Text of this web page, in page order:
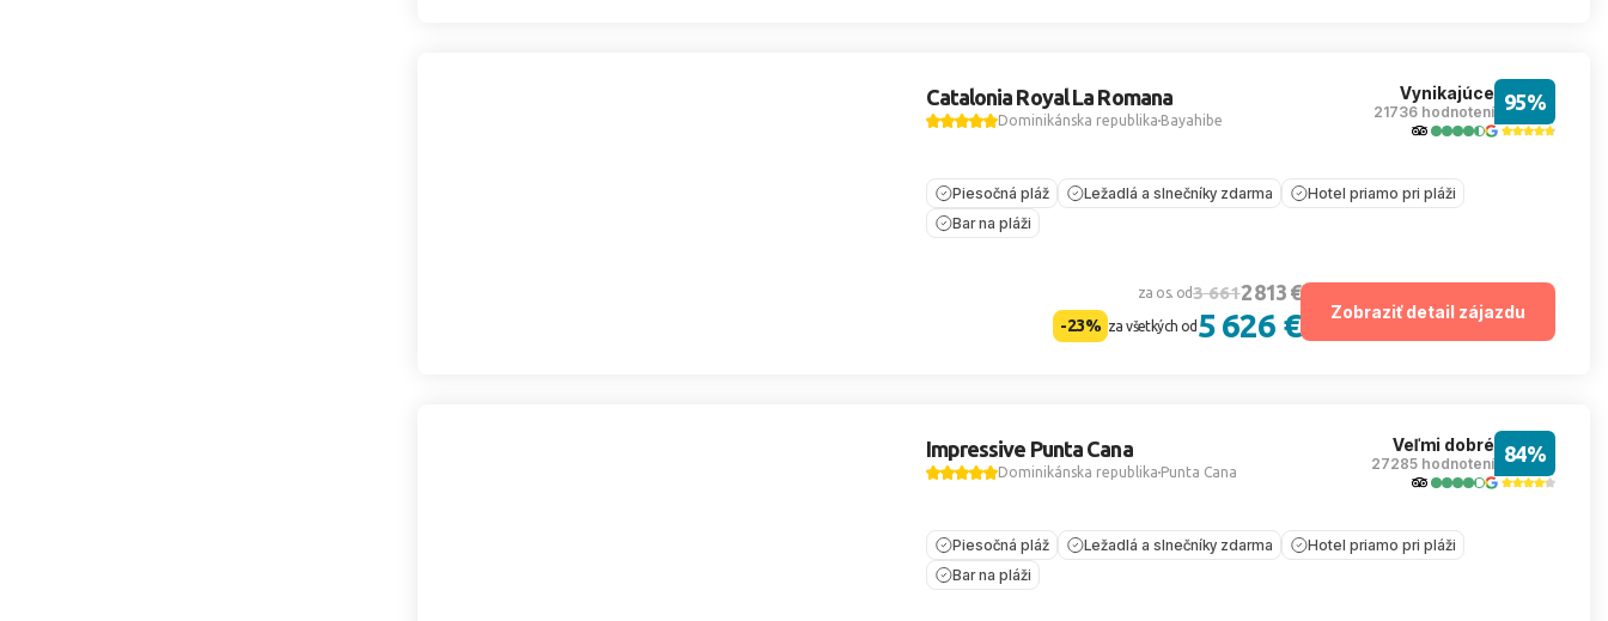
Catalonia Royal La Romana
Dominikánska republikaBayahibe
Vynikajúce
21736 hodnotení 95%
Piesočná pláž Ležadlá a slnečníky zdarma
Hotel priamo pri pláži
Bar na pláži
za os. od3 6612 813 €
-23% za všetkých od 5 626 € Zobraziť detail zájazdu
Impressive Punta Cana
Dominikánska republikaPunta Cana
Veľmi dobré
27285 hodnotení 84%
Piesočná pláž Ležadlá a slnečníky zdarma
Hotel priamo pri pláži
Bar na pláži